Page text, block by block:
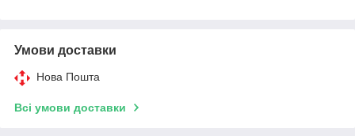
Умови доставки
Нова Пошта
Всі умови доставки